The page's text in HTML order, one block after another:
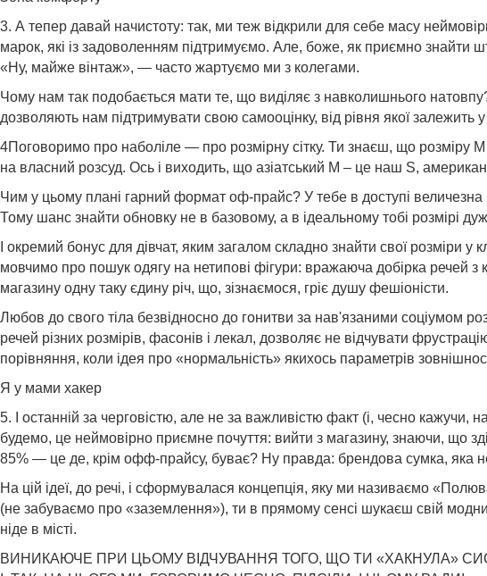
3. А тепер давай начистоту: так, ми теж відкрили для себе масу
марок, які із задоволенням підтримуємо. Але, боже, як приємно знайти
«Ну, майже вінтаж», — часто жартуємо ми з колегами.
Чому нам так подобається мати те, що виділяє з навколишнього
дозволяють нам підтримувати свою самооцінку, від рівня якої
4Поговоримо про наболіле — про розмірну сітку. Ти знаєш, що розміру
на власний розсуд. Ось і виходить, що азіатський М – це наш S,
Чим у цьому плані гарний формат оф-прайс? У тебе в доступі величезна
Тому шанс знайти обновку не в базовому, а в ідеальному тобі розмірі
І окремий бонус для дівчат, яким загалом складно знайти свої розміри
мовчимо про пошук одягу на нетипові фігури: вражаюча добірка речей з
магазину одну таку єдину річ, що, зізнаємося, гріє душу фешіоністи.
Любов до свого тіла безвідносно до гонитви за нав'язаними соціумом
речей різних розмірів, фасонів і лекал, дозволяє не відчувати
порівняння, коли ідея про «нормальність» якихось параметрів
Я у мами хакер
5. І останній за черговістю, але не за важливістю факт (і, чесно
будемо, це неймовірно приємне почуття: вийти з магазину, знаючи, що
85% — це де, крім офф-прайсу, буває? Ну правда: брендова сумка, яка
На цій ідеї, до речі, і сформувалася концепція, яку ми називаємо
(не забуваємо про «заземлення»), ти в прямому сенсі шукаєш свій
ніде в місті.
ВИНИКАЮЧЕ ПРИ ЦЬОМУ ВІДЧУВАННЯ ТОГО, ЩО ТИ «ХАКНУЛА»